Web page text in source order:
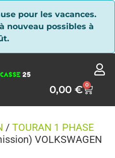
pour les vacances.
nouveau possibles à
0,00€ 0
/ TOURAN 1 PHASE
VOLKSWAGEN
cookies